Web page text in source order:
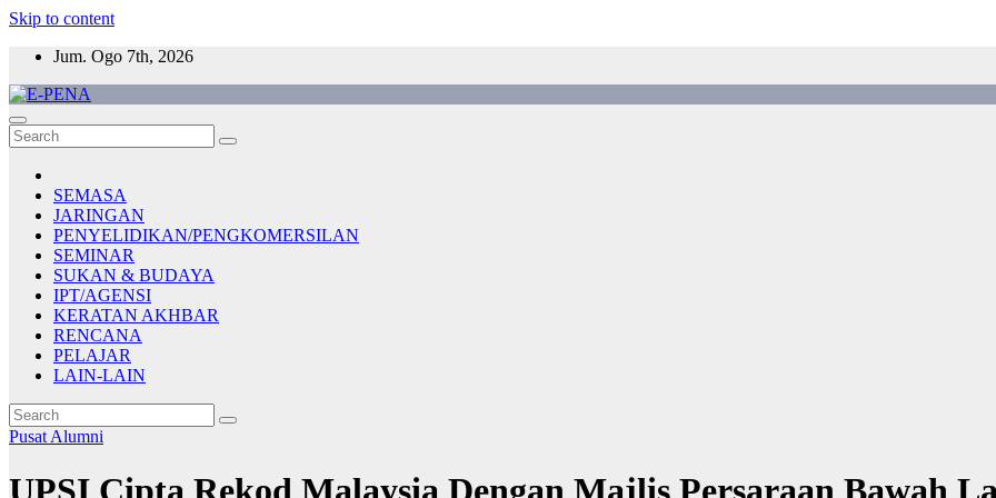
Skip to content
Jum. Ogo 7th, 2026
E-PENA
Berita Digital Terkini
SEMASA
JARINGAN
PENYELIDIKAN/PENGKOMERSILAN
SEMINAR
SUKAN & BUDAYA
IPT/AGENSI
KERATAN AKHBAR
RENCANA
PELAJAR
LAIN-LAIN
Pusat Alumni